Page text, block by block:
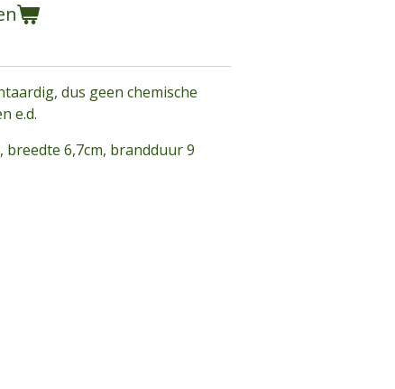
dus geen chemische
e.d.
breedte 6,7cm, brandduur 9